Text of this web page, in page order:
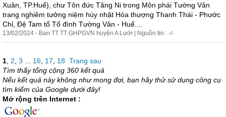
Xuân, TP.Huế), chư Tôn đức Tăng Ni trong Môn phái Tường Vân
trang nghiêm tưởng niệm húy nhật Hòa thượng Thanh Thái - Phước
Chỉ, Đệ Tam tổ Tổ đình Tường Vân - Huế....
13/02/2024 - Ban TT TT GHPGVN huyện A Lưới | Nguồn tin : -/-
1 2 3 16 17 18 Trang sau
Tìm thấy tổng cộng 360 kết quả
Nếu kết quả này không như mong đợi, bạn hãy thử sử dụng công cụ
tìm kiếm của Google dưới đây!
Mở rộng trên Internet :